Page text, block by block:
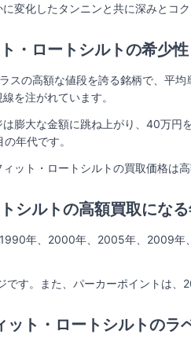
変化したタンニンと共に深みとコ
・ロートシルトの希少
の高額な値段を誇る銘柄で、平
を注がれています。
膨大な金額に跳ね上がり、40万円
年代です。
ット・ロートシルトの買取価格は
シルトの高額買取にな
年、2000年、2005年、2009
す。また、パーカーポイントは、
ット・ロートシルトのラ